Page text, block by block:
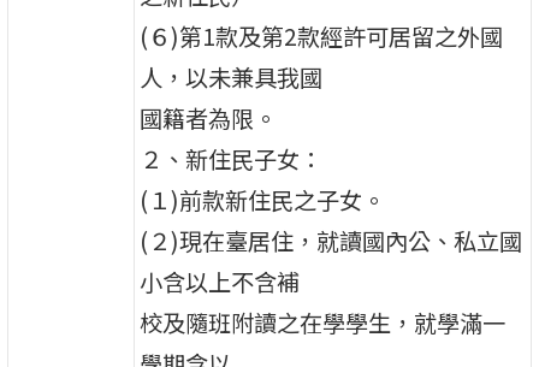
(６)第1款及第2款經許可居留之外國
人，以未兼具我國
國籍者為限。
２、新住民子女：
(１)前款新住民之子女。
(２)現在臺居住，就讀國內公、私立國
小含以上不含補
校及隨班附讀之在學學生，就學滿一